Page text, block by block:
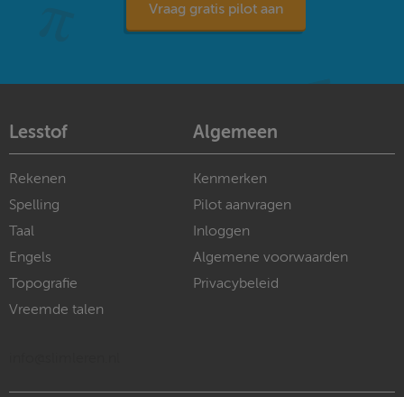
Vraag gratis pilot aan
Lesstof Algemeen
Rekenen
Spelling
Taal
Engels
Topografie
Vreemde talen
Kenmerken
Pilot aanvragen
Inloggen
Algemene voorwaarden
Privacybeleid